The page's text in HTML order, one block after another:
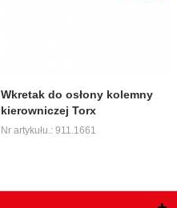
Wkretak do osłony kolemny
kierowniczej Torx
Nr artykułu.: 911.1661